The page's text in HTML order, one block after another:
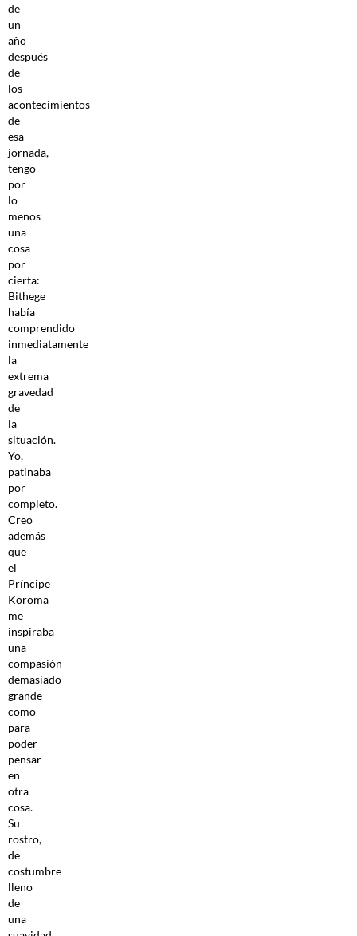
de
un
año
después
de
los
acontecimientos
de
esa
jornada,
tengo
por
lo
menos
una
cosa
por
cierta:
Bithege
había
comprendido
inmediatamente
la
extrema
gravedad
de
la
situación.
Yo,
patinaba
por
completo.
Creo
además
que
el
Príncipe
Koroma
me
inspiraba
una
compasión
demasiado
grande
como
para
poder
pensar
en
otra
cosa.
Su
rostro,
de
costumbre
lleno
de
una